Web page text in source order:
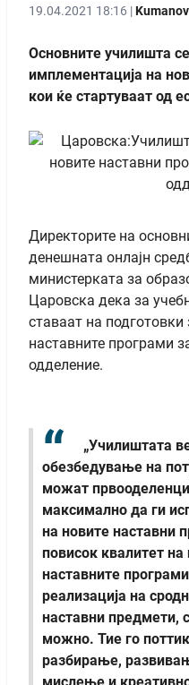
19.04.2021 18:16 |
Основните училишта
имплементација на
кои ќе стартуваат од
Директорите на
денешната онлајн
министерката за
Царовска дека за
ставаат на подготовки
наставните програми
одделение.
„Училиштата
обезбедување на
можат
максимално да ги
на новите наставни
повисок квалитет
наставните
реализација на
наставни предмети,
можно. Тие го
разбирање,